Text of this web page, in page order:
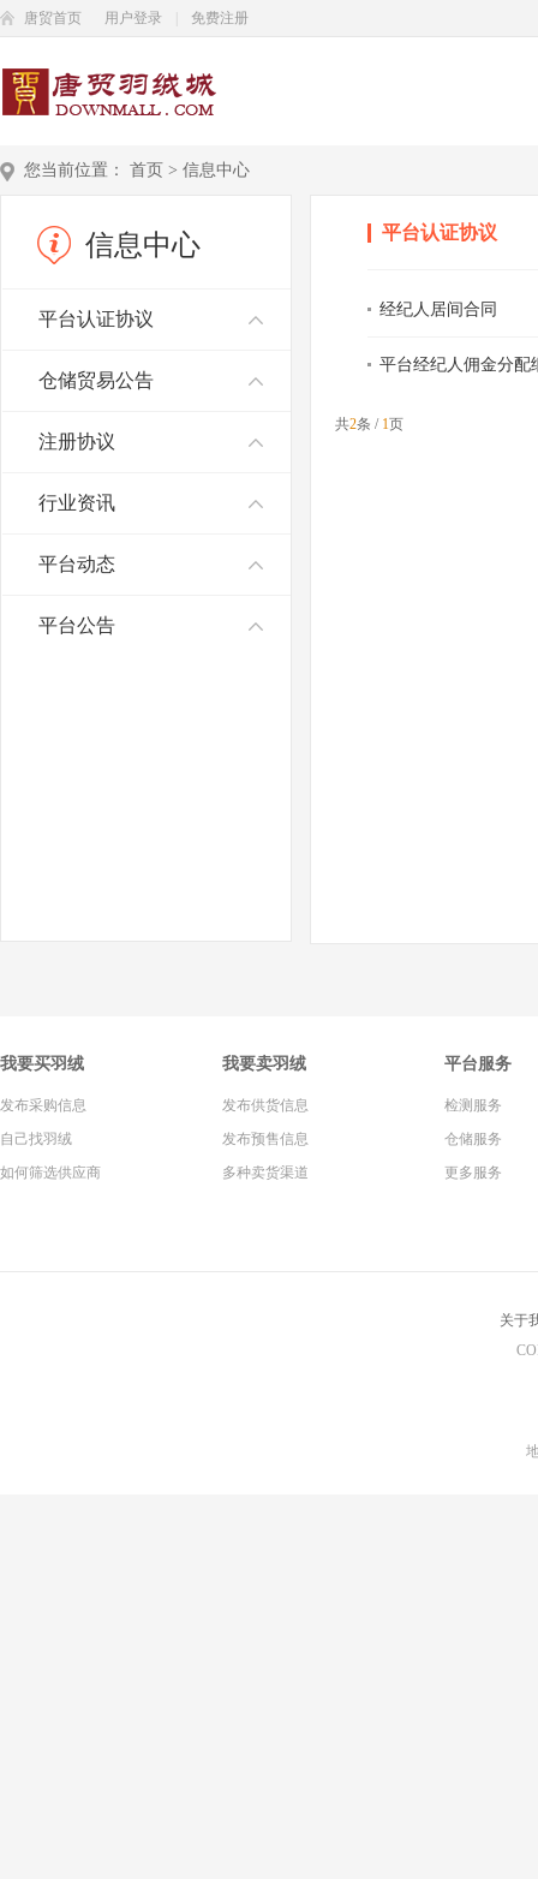
唐贸首页 用户登录 免费注册
您当前位置： 首页 > 信息中心
信息中心
平台认证协议
仓储贸易公告
注册协议
行业资讯
平台动态
平台公告
平台认证协议
经纪人居间合同
平台经纪人佣金分配
共2条 / 1页
我要买羽绒
发布采购信息
自己找羽绒
如何筛选供应商
我要卖羽绒
发布供货信息
发布预售信息
多种卖货渠道
平台服务
检测服务
仓储服务
更多服务
关于